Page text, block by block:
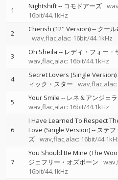
1 Nightshift-- コモドアーズ
16bit/44.1kHz
2 Cherish (12" Version)-- クー
wav,flac,alac: 16bit/44.1kHz
3 Oh Sheila -- レディ・フォー・
wav,flac,alac: 16bit/44.1kHz
4 Secret Lovers (Single Version)
ィック・スター
5 Your Smile -- レネ＆アンジェラ
wav,flac,alac: 16bit/44.1kHz
6
I Have Learned To Respect
Love (Single Version)-- ステ
ズ wav,flac,alac: 16bit/
7
You Should Be Mine (The
ジェフリー・オズボーン
16bit/44.1kHz